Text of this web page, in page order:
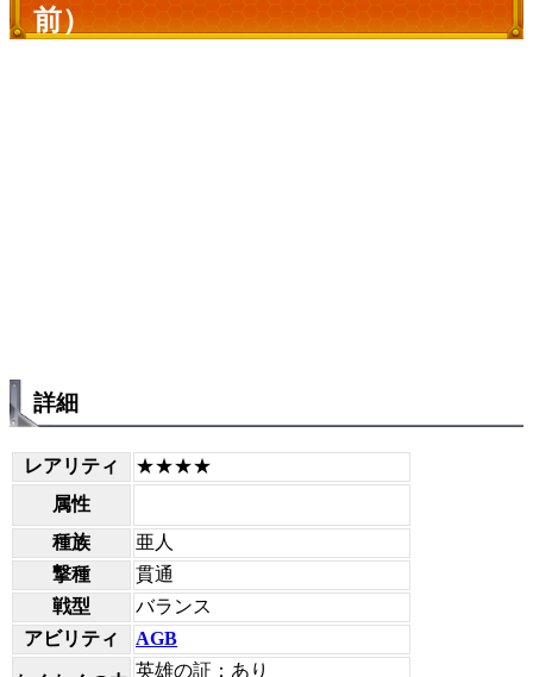
前）
詳細
レアリティ
★★★★
属性
種族
亜人
撃種
貫通
戦型
バランス
アビリティ
AGB
英雄の証：あり